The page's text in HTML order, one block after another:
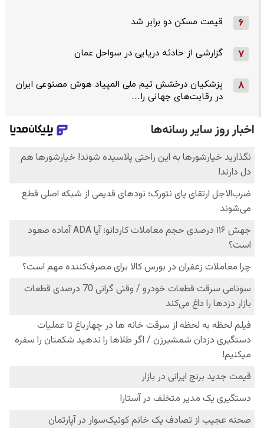
6 قیمت مسکن دو برابر شد
7 گزارشی از حادثه دریایی در سواحل عمان
8
پزشکیان درخشش تیم ملی المپیاد هوش مصنوعی ایران
در رقابت‌های جهانی را…